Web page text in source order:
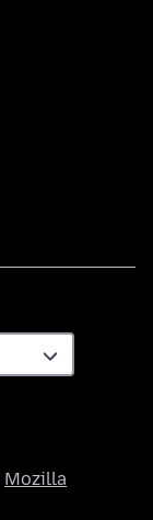
Mozilla